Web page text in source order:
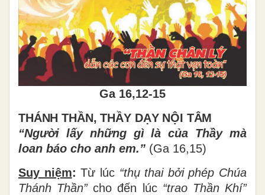
Ga 16,12-15
THÁNH THẦN, THẦY DẠY NỘI TÂM
“Người lấy những gìlà của Thầy mà
loan báo cho anh em.” (Ga 16,15)
Suy niệm: Từ lúc “thụthai bởi phép Chúa
Thánh Thần”cho đến lúc “trao Thần Khí”